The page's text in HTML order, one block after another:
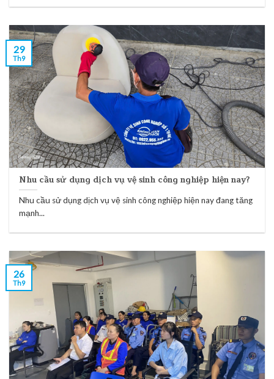
Nhu cầu sử dụng dịch vụ vệ sinh công nghiệp hiện nay?
Nhu cầu sử dụng dịch vụ vệ sinh công nghiệp hiện nay đang tăng
mạnh...
29
Th9
26
Th9